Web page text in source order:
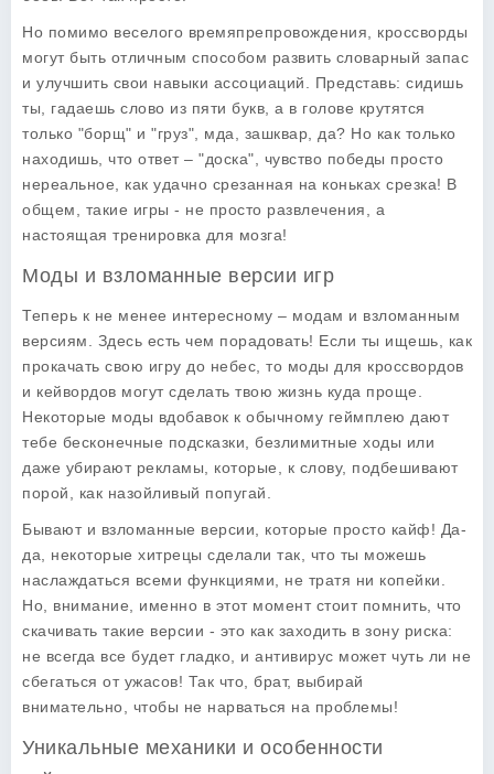
Но помимо веселого времяпрепровождения, кроссворды
могут быть отличным способом развить словарный запас
и улучшить свои навыки ассоциаций. Представь: сидишь
ты, гадаешь слово из пяти букв, а в голове крутятся
только "борщ" и "груз", мда, зашквар, да? Но как только
находишь, что ответ – "доска", чувство победы просто
нереальное, как удачно срезанная на коньках срезка! В
общем, такие игры - не просто развлечения, а
настоящая тренировка для мозга!
Моды и взломанные версии игр
Теперь к не менее интересному – модам и взломанным
версиям. Здесь есть чем порадовать! Если ты ищешь, как
прокачать свою игру до небес, то моды для кроссвордов
и кейвордов могут сделать твою жизнь куда проще.
Некоторые моды вдобавок к обычному геймплею дают
тебе бесконечные подсказки, безлимитные ходы или
даже убирают рекламы, которые, к слову, подбешивают
порой, как назойливый попугай.
Бывают и взломанные версии, которые просто кайф! Да-
да, некоторые хитрецы сделали так, что ты можешь
наслаждаться всеми функциями, не тратя ни копейки.
Но, внимание, именно в этот момент стоит помнить, что
скачивать такие версии - это как заходить в зону риска:
не всегда все будет гладко, и антивирус может чуть ли не
сбегаться от ужасов! Так что, брат, выбирай
внимательно, чтобы не нарваться на проблемы!
Уникальные механики и особенности